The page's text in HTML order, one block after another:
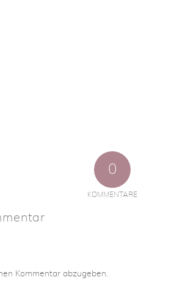
0
KOMMENTARE
Kommentar abzugeben.